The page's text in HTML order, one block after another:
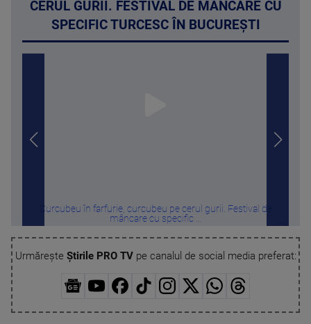
CERUL GURII. FESTIVAL DE MÂNCARE CU
SPECIFIC TURCESC ÎN BUCUREȘTI
Curcubeu în farfurie, curcubeu pe cerul gurii. Festival de
mâncare cu specific ...
Urmărește Știrile PRO TVpe canalul de social media preferat: